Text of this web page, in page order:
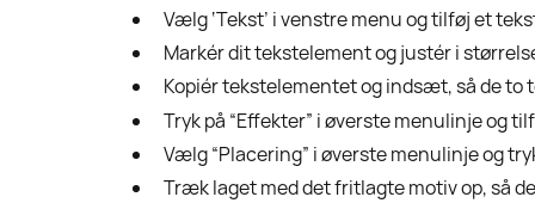
Vælg ‘Tekst’ i venstre menu og tilføj et
Markér dit tekstelement og justér i
Kopiér tekstelementet og indsæt, så de
Tryk på “Effekter” i øverste menulinje og
Vælg “Placering” i øverste menulinje og
Træk laget med det fritlagte motiv op, så